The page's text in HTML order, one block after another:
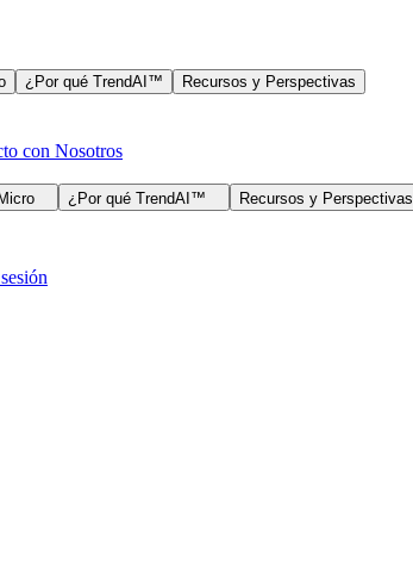
¿Por qué TrendAI™ Recursos y Perspectivas
con Nosotros
¿Por qué TrendAI™ Recursos y Perspectivas